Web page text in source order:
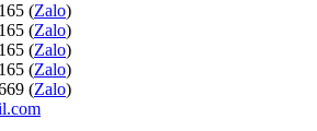
(Zalo)
(Zalo)
(Zalo)
(Zalo)
(Zalo)